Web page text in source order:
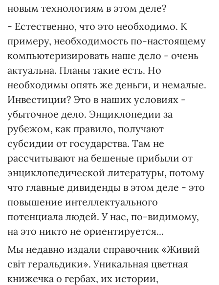
новым технологиям в этом деле?
- Естественно, что это необходимо. К
примеру, необходимость по-настоящему
компьютеризировать наше дело - очень
актуальна. Планы такие есть. Но
необходимы опять же деньги, и немалые.
Инвестиции? Это в наших условиях -
убыточное дело. Энциклопедии за
рубежом, как правило, получают
субсидии от государства. Там не
рассчитывают на бешеные прибыли от
энциклопедической литературы, потому
что главные дивиденды в этом деле - это
повышение интеллектуального
потенциала людей. У нас, по-видимому,
на это никто не ориентируется...
Мы недавно издали справочник «Живий
світ геральдики». Уникальная цветная
книжечка о гербах, их истории,